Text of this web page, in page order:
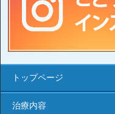
トップページ
治療内容